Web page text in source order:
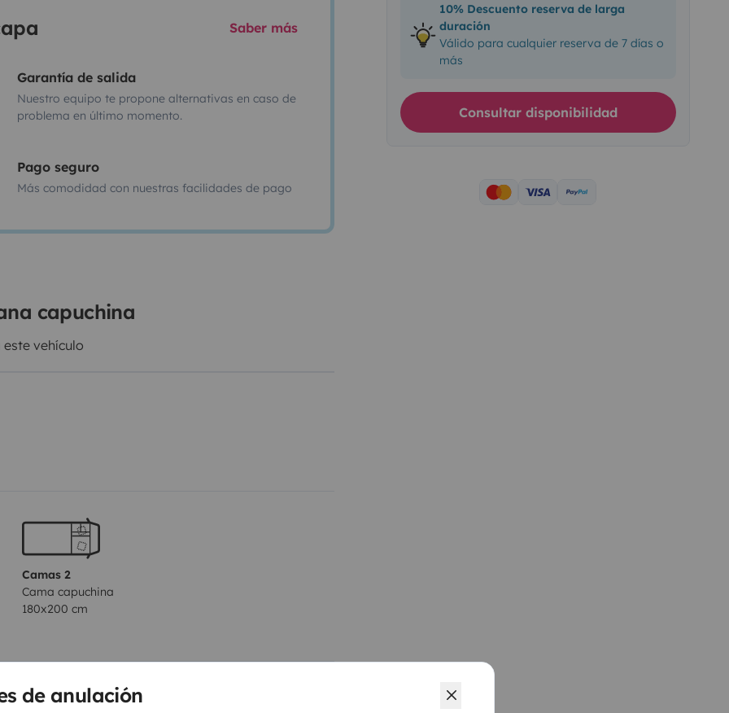
de anulación
Saber más
Garantía de salida
Nuestro equipo te propone alternativas en caso de
problema en último momento.
Pago seguro
Más comodidad con nuestras facilidades de pago
capuchina
vehículo
Camas 2
Cama capuchina
180x200 cm
WC
10% Descuento reserva de larga
duración
Válido para cualquier reserva de 7 días o
más
Consultar disponibilidad